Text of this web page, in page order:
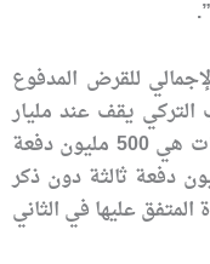
للقرض المدفوع
يقف عند مليار
و150 مليون دولار يدفع على ثلاث دفعات هي 500 مليون دفعة
مليون دفعة ثانية و150 مليون دفعة ثالثة دون ذكر
عليها في الثاني